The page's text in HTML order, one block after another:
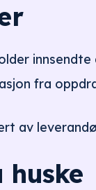
fra
av
huske